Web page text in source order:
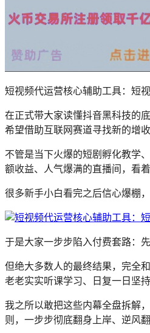
短视频代运营核心辅助工具：短
在正式带大家读懂抖音黑科技的
希望借助互联网赛道寻找新的增
不管是当下火爆的短剧孵化教学
额收益、人气爆满的直播间，看
很多新手小白看完之后信心爆棚
于是大家一步步陷入付费套路：
但绝大多数人的最终结果，完全和
老老实实听课学习、日复一日坚
我之所以敢把这些内幕全盘拆解
则，一步步彻底翻身上岸、逆风翻